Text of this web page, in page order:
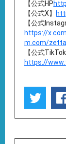
【公式HP
【公式X】
【公式
https://
m.com/
【公式TikTok
https://